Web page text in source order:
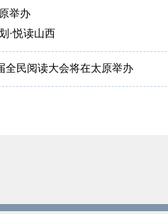
举办
·悦读山西
民阅读大会将在太原举办